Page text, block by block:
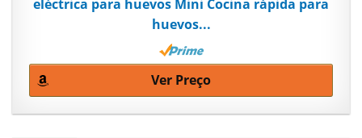
eléctrica para huevos Mini Cocina rápida para
huevos...
Ver Preço